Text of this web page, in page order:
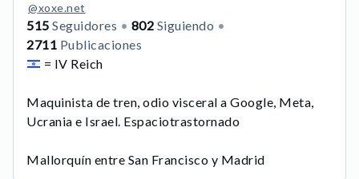
@xoxe.net
515 Seguidores 802 Siguiendo
2711 Publicaciones
= IV Reich
Maquinista de tren, odio visceral a Google, Meta,
Ucrania e Israel. Espaciotrastornado
Mallorquín entre San Francisco y Madrid